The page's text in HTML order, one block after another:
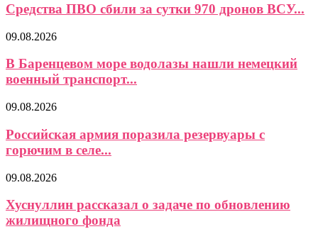
Средства ПВО сбили за сутки 970 дронов ВСУ...
09.08.2026
В Баренцевом море водолазы нашли немецкий
военный транспорт...
09.08.2026
Российская армия поразила резервуары с
горючим в селе...
09.08.2026
Хуснуллин рассказал о задаче по обновлению
жилищного фонда